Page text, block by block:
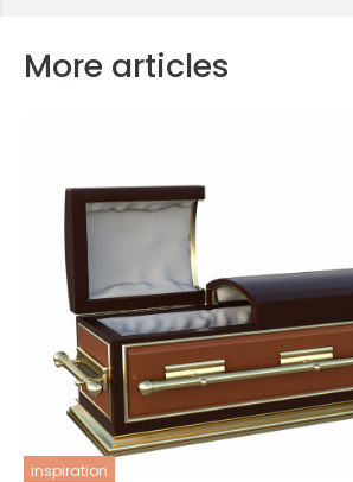
More articles
inspiration